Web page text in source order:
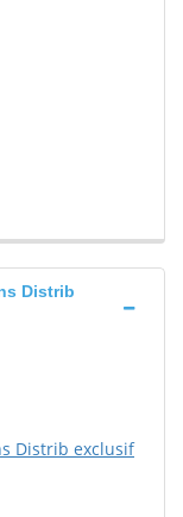
Distrib
Distrib exclusif